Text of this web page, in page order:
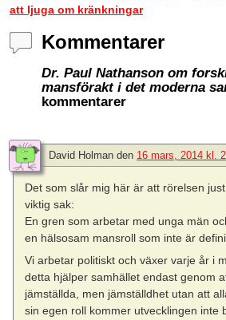
att ljuga om kränkningar
Kommentarer
Dr. Paul Nathanson om
mansförakt i det moderna
kommentarer
David Holman den 16 mars, 2014 kl.
Det som slår mig här är att rörelsen
viktig sak:
En gren som arbetar med unga män
en hälsosam mansroll som inte är
Vi arbetar politiskt och växer varje år i
detta hjälper samhället endast genom
jämställda, men jämställdhet utan att
sin egen roll kommer utvecklingen inte